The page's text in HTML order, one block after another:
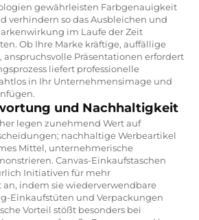
gewährleisten Farbgenauigkeit
verhindern so das Ausbleichen und
im Laufe der Zeit
Ob Ihre Marke kräftige, auffällige
anspruchsvolle Präsentationen erfordert
liefert professionelle
in Ihr Unternehmensimage und
und Nachhaltigkeit
legen zunehmend Wert auf
nachhaltige Werbeartikel
Mittel, unternehmerische
Canvas-Einkaufstaschen
Initiativen für mehr
indem sie wiederverwendbare
Einkaufstüten und Verpackungen
Vorteil stößt besonders bei